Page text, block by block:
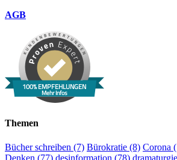
AGB
100% EMPFEHLUNGEN
Mehr Infos
Themen
Bücher schreiben (7) Bürokratie (8) Corona
Denken (77) desinformation (78) dramaturgie